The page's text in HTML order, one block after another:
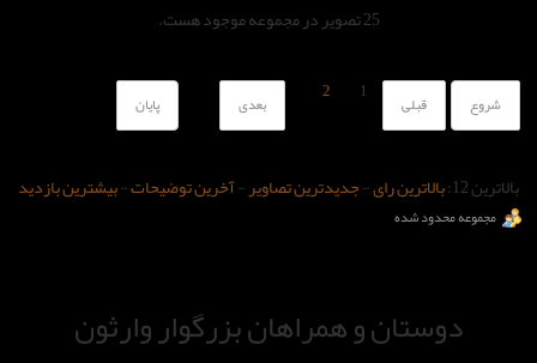
1
2 بعدی
جدیدترین تصاویر-آخرین توضیحات-بیشترین بازدید
همراهان بزرگوار وارثون